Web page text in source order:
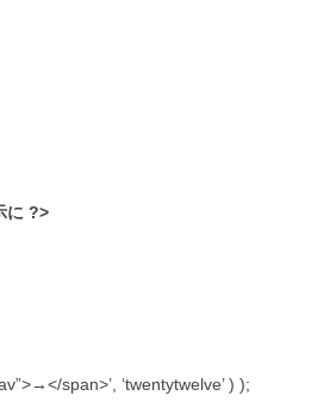
に ?>
span>’, ‘twentytwelve’ ) );